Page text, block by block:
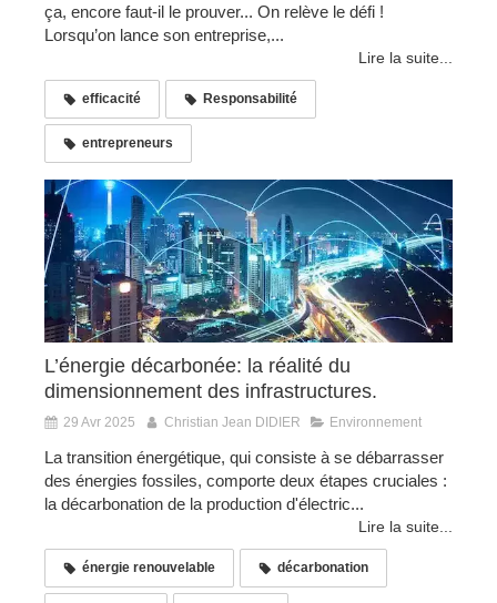
ça, encore faut-il le prouver... On relève le défi !
Lorsqu’on lance son entreprise,...
Lire la suite...
efficacité Responsabilité
entrepreneurs
L’énergie décarbonée: la réalité du
dimensionnement des infrastructures.
29 Avr 2025 Christian Jean DIDIER Environnement
La transition énergétique, qui consiste à se débarrasser
des énergies fossiles, comporte deux étapes cruciales :
la décarbonation de la production d'électric...
Lire la suite...
énergie renouvelable décarbonation